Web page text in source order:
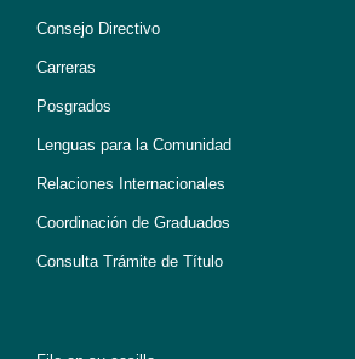
Consejo Directivo
Carreras
Posgrados
Lenguas para la Comunidad
Relaciones Internacionales
Coordinación de Graduados
Consulta Trámite de Título